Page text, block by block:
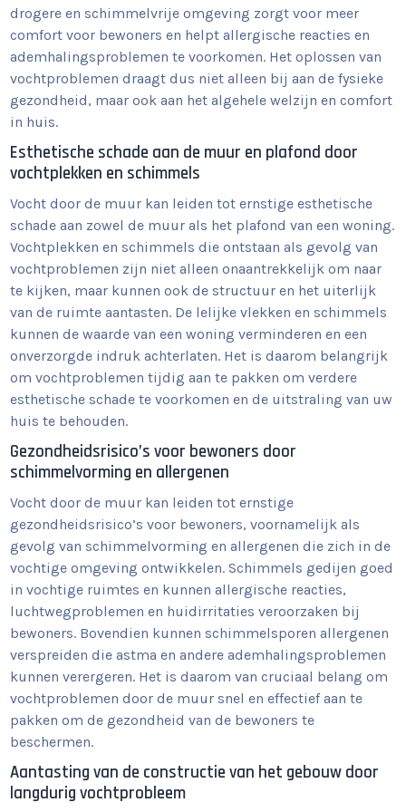
drogere en schimmelvrije omgeving zorgt voor meer
comfort voor bewoners en helpt allergische reacties en
ademhalingsproblemen te voorkomen. Het oplossen van
vochtproblemen draagt dus niet alleen bij aan de fysieke
gezondheid, maar ook aan het algehele welzijn en comfort
in huis.
Esthetische schade aan de muur en plafond door
vochtplekken en schimmels
Vocht door de muur kan leiden tot ernstige esthetische
schade aan zowel de muur als het plafond van een woning.
Vochtplekken en schimmels die ontstaan als gevolg van
vochtproblemen zijn niet alleen onaantrekkelijk om naar
te kijken, maar kunnen ook de structuur en het uiterlijk
van de ruimte aantasten. De lelijke vlekken en schimmels
kunnen de waarde van een woning verminderen en een
onverzorgde indruk achterlaten. Het is daarom belangrijk
om vochtproblemen tijdig aan te pakken om verdere
esthetische schade te voorkomen en de uitstraling van uw
huis te behouden.
Gezondheidsrisico’s voor bewoners door
schimmelvorming en allergenen
Vocht door de muur kan leiden tot ernstige
gezondheidsrisico’s voor bewoners, voornamelijk als
gevolg van schimmelvorming en allergenen die zich in de
vochtige omgeving ontwikkelen. Schimmels gedijen goed
in vochtige ruimtes en kunnen allergische reacties,
luchtwegproblemen en huidirritaties veroorzaken bij
bewoners. Bovendien kunnen schimmelsporen allergenen
verspreiden die astma en andere ademhalingsproblemen
kunnen verergeren. Het is daarom van cruciaal belang om
vochtproblemen door de muur snel en effectief aan te
pakken om de gezondheid van de bewoners te
beschermen.
Aantasting van de constructie van het gebouw door
langdurig vochtprobleem